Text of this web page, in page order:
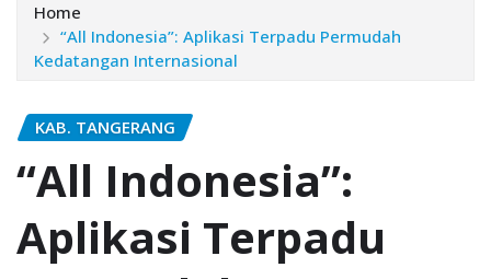
Home
“All Indonesia”: Aplikasi Terpadu Permudah
Kedatangan Internasional
KAB. TANGERANG
“All Indonesia”:
Aplikasi Terpadu